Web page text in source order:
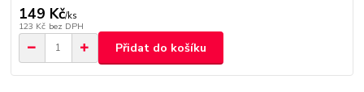
149 Kč/ks
123 Kč bez DPH
Přidat do košíku